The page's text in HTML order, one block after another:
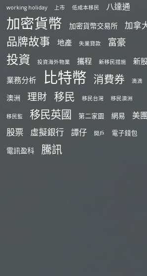
working holiday 上市 低成本移民 八達通
加密貨幣 加密貨幣交易所 加拿
品牌故事 地產 失業貸款 富豪
投資 投資海外物業 攜程 新移民措施
新
業務分析
比特幣 消費券 滴滴
澳洲 理財 移民 移民台灣 移民澳洲
移民監 移民英國 第二家園 網易 美團
股票 虛擬銀行 譚仔 開戶 電子錢包
電訊盈科 騰訊